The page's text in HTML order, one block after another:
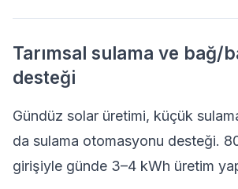
Tarımsal sulama ve bağ/
desteği
Gündüz solar üretimi, küçük
da sulama otomasyonu desteği.
girişiyle günde 3–4 kWh üretim